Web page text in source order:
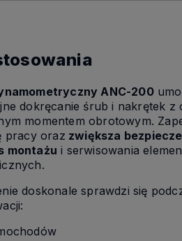
ANC-200
dokręcanie śrub i nakrętek z
momentem obrotowym.
pracy oraz zwiększa
montażu i serwisowania
doskonale sprawdzi się